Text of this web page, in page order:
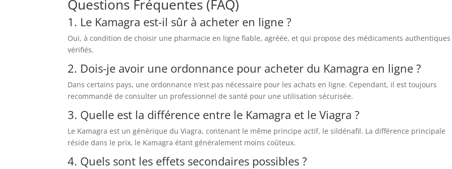
Questions Fréquentes (FAQ)
1. Le Kamagra est-il sûr à acheter en ligne ?
Oui, à condition de choisir une pharmacie en ligne fiable, agréée, et qui propose des médicaments authentiques
vérifiés.
2. Dois-je avoir une ordonnance pour acheter du Kamagra en ligne ?
Dans certains pays, une ordonnance n’est pas nécessaire pour les achats en ligne. Cependant, il est toujours
recommandé de consulter un professionnel de santé pour une utilisation sécurisée.
3. Quelle est la différence entre le Kamagra et le Viagra ?
Le Kamagra est un générique du Viagra, contenant le même principe actif, le sildénafil. La différence principale
réside dans le prix, le Kamagra étant généralement moins coûteux.
4. Quels sont les effets secondaires possibles ?